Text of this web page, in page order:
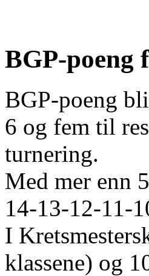
BGP-poeng
BGP-poeng
6 og fem til
turnering.
Med mer enn
14-13-12-11-
I
klassene) og